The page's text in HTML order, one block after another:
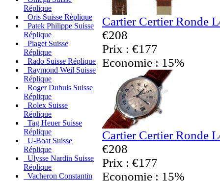
Réplique
Oris Suisse Réplique
Patek Philippe Suisse
Réplique
Piaget Suisse
Réplique
Rado Suisse Réplique
Raymond Weil Suisse
Réplique
Roger Dubuis Suisse
Réplique
Rolex Suisse
Réplique
Tag Heuer Suisse
Réplique
U-Boat Suisse
Réplique
Ulysse Nardin Suisse
Réplique
Vacheron Constantin
Cartier Certier Ronde
€208
Prix : €177
Economie : 15%
Cartier Certier Ronde
€208
Prix : €177
Economie : 15%